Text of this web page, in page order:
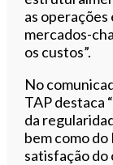
as
mercados-
os custos”.
No
TAP destaca
da
bem como do
satisfação do